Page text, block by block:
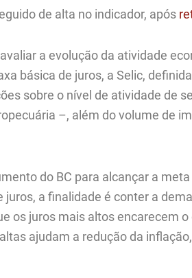
de alta no indicador, após
a evolução da atividade
básica de juros, a Selic,
sobre o nível de atividade de
–, além do volume de
do BC para alcançar a
a finalidade é conter a
os juros mais altos encarecem
ajudam a redução da